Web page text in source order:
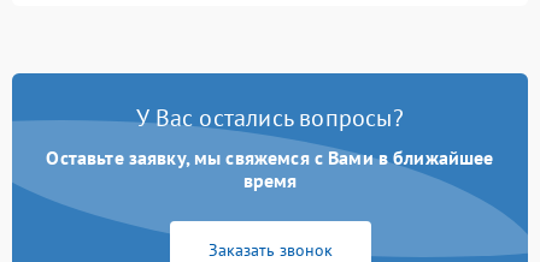
У Вас остались вопросы?
Оставьте заявку, мы свяжемся с Вами в ближайшее
время
Заказать звонок